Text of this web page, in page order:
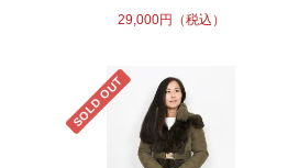
29,000円（税込）
SOLD OUT